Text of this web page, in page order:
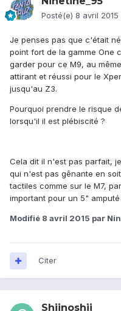
Posté(e) 8 avril 2015
Je penses pas que c'était
point fort de la gamme One
garder pour ce M9, au
attirant et réussi pour le
jusqu'au Z3.
Pourquoi prendre le risque
lorsqu'il il est plébiscité ?
Cela dit il n'est pas parfait,
qui n'est pas gênante en
tactiles comme sur le M7,
important pour un 5"
Modifié 8 avril 2015 par
Citer
Shiinoshii